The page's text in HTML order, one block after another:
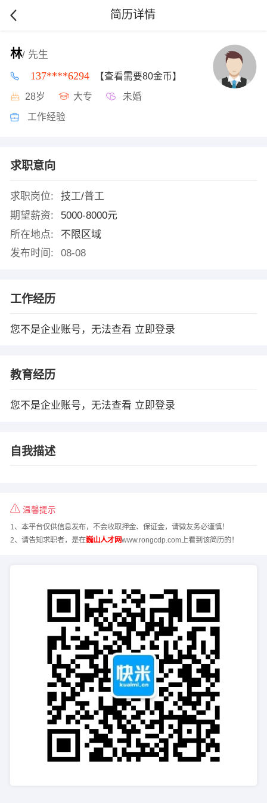
简历详情
林/ 先生
137****6294 【查看需要80金币】
28岁 大专 未婚
工作经验
求职意向
求职岗位:
技工/普工
期望薪资:
5000-8000元
所在地点:
不限区域
发布时间:
08-08
工作经历
您不是企业账号，无法查看 立即登录
教育经历
您不是企业账号，无法查看 立即登录
自我描述
温馨提示
1、本平台仅供信息发布，不会收取押金、保证金，请微友务必谨慎！
2、请告知求职者，是在巍山人才网www.rongcdp.com上看到该简历的！